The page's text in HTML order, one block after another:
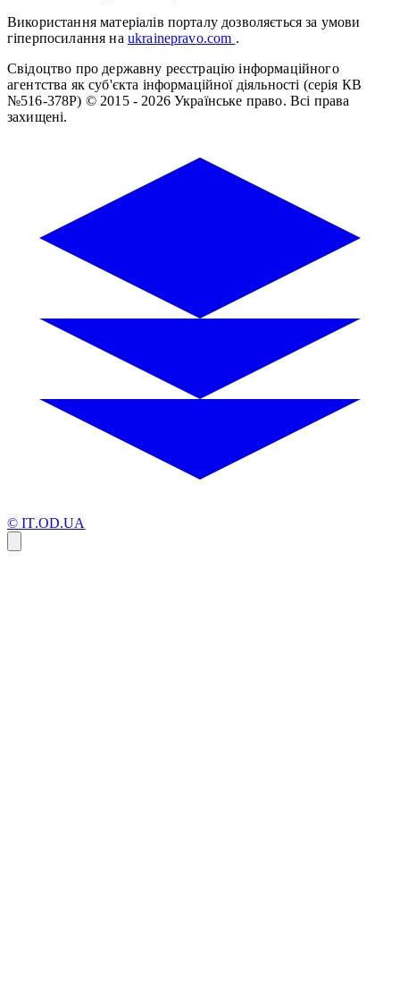
Використання матеріалів порталу дозволяється за умови
гіперпосилання на ukrainepravo.com .
Свідоцтво про державну реєстрацію інформаційного
агентства як суб'єкта інформаційної діяльності (серія КВ
№516-378Р) © 2015 - 2026 Українське право. Всі права
захищені.
© IT.OD.UA